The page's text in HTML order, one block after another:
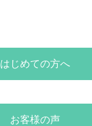
はじめての方へ
お客様の声